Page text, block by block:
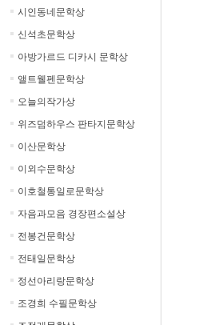
시인동네문학상
신석초문학상
아방가르드 디카시 문학상
앨트웰펜문학상
오늘의작가상
위즈덤하우스 판타지문학상
이산문학상
이외수문학상
이호철통일로문학상
자음과모음 경장편소설상
전봉건문학상
전태일문학상
정선아리랑문학상
조경희 수필문학상